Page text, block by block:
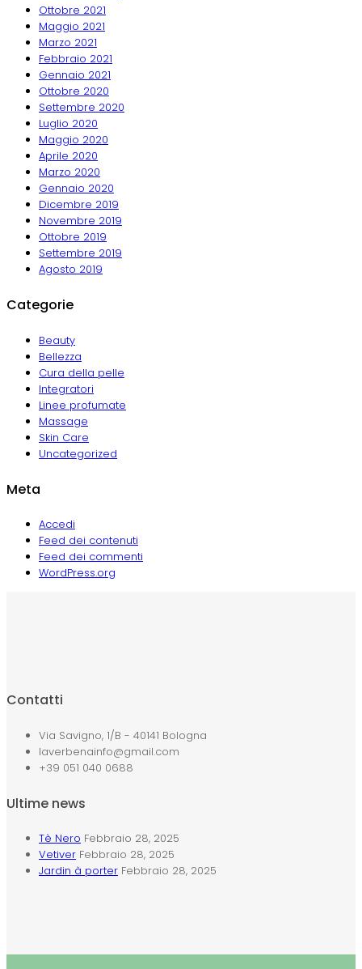
Ottobre 2021
Maggio 2021
Marzo 2021
Febbraio 2021
Gennaio 2021
Ottobre 2020
Settembre 2020
Luglio 2020
Maggio 2020
Aprile 2020
Marzo 2020
Gennaio 2020
Dicembre 2019
Novembre 2019
Ottobre 2019
Settembre 2019
Agosto 2019
Categorie
Beauty
Bellezza
Cura della pelle
Integratori
Linee profumate
Massage
Skin Care
Uncategorized
Meta
Accedi
Feed dei contenuti
Feed dei commenti
WordPress.org
Contatti
Via Savigno, 1/B - 40141 Bologna
laverbenainfo@gmail.com
+39 051 040 0688
Ultime news
Tè Nero Febbraio 28, 2025
Vetiver Febbraio 28, 2025
Jardin à porter Febbraio 28, 2025